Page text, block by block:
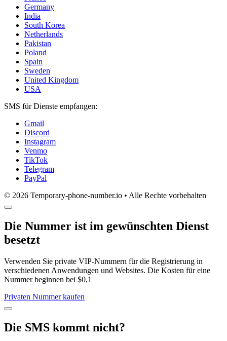
Germany
India
South Korea
Netherlands
Pakistan
Poland
Spain
Sweden
United Kingdom
USA
SMS für Dienste empfangen:
Gmail
Discord
Instagram
Venmo
TikTok
Telegram
PayPal
© 2026 Temporary-phone-number.io • Alle Rechte vorbehalten
Die Nummer ist im gewünschten Dienst
besetzt
Verwenden Sie private VIP-Nummern für die Registrierung in
verschiedenen Anwendungen und Websites. Die Kosten für eine
Nummer beginnen bei $0,1
Privaten Nummer kaufen
Die SMS kommt nicht?